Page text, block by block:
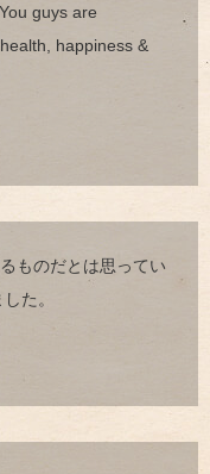
guys are
happiness &
ものだとは思ってい
た。